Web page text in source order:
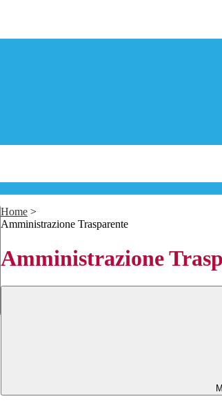
Home >
Amministrazione Trasparente
Amministrazione